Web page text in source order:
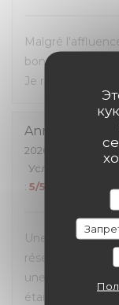
Malgré
bon rapport
Je recommande.
Anna
2026-07-05
-
Услуги
: 5/5
Une excellente
réservation en
une confirmation
était chaleureux